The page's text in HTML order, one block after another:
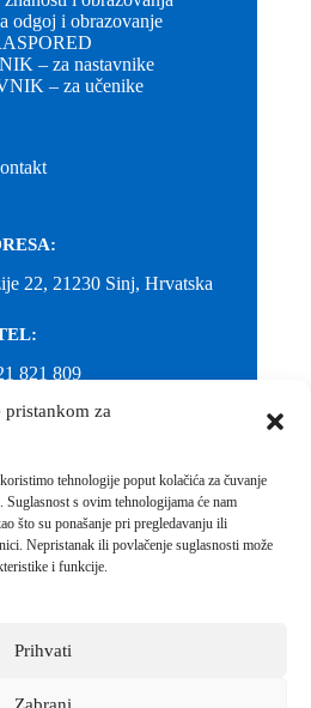
za
tehnologije poput kolačića za čuvanje
s ovim tehnologijama će nam
što su ponašanje pri pregledavanju ili
Nepristanak ili povlačenje suglasnosti može
i funkcije.
Prihvati
Zabrani
odgoj i obrazovanje
– za nastavnike
– za učenike
22, 21230 Sinj, Hrvatska
821 809
fotografija i sadržaja s ove web
- FRANJEVAČKA KLASIČNA